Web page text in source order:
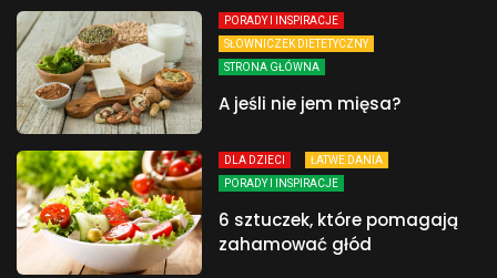
PORADY I INSPIRACJE
SŁOWNICZEK DIETETYCZNY
STRONA GŁÓWNA
A jeśli nie jem mięsa?
DLA DZIECI
ŁATWE DANIA
PORADY I INSPIRACJE
6 sztuczek, które pomagają
zahamować głód